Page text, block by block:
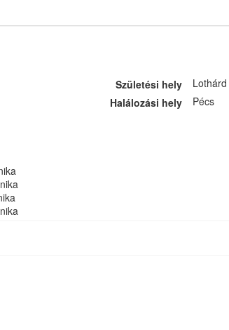
Születési hely
Lothárd
Halálozási hely
Pécs